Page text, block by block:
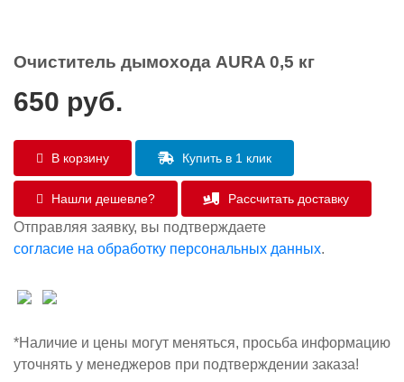
Очиститель дымохода AURA 0,5 кг
650 руб.
В корзину Купить в 1 клик
Нашли дешевле? Рассчитать доставку
Отправляя заявку, вы подтверждаете
согласие на обработку персональных данных.
*Наличие и цены могут меняться, просьба информацию
уточнять у менеджеров при подтверждении заказа!